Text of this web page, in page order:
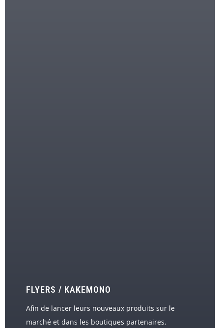
FLYERS / KAKEMONO
Afin de lancer leurs nouveaux produits sur le
marché et dans les boutiques partenaires,